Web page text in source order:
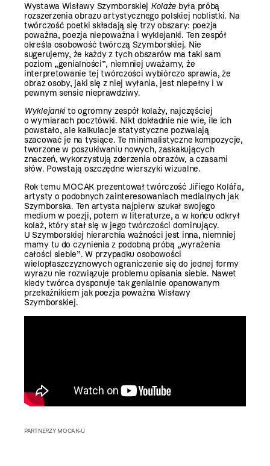
Wystawa Wisławy Szymborskiej Kolaże była próbą
rozszerzenia obrazu artystycznego polskiej noblistki. Na
twórczość poetki składają się trzy obszary: poezja
poważna, poezja niepoważna i wyklejanki. Ten zespół
określa osobowość twórczą Szymborskiej. Nie
sugerujemy, że każdy z tych obszarów ma taki sam
poziom „genialności”, niemniej uważamy, że
interpretowanie tej twórczości wybiórczo sprawia, że
obraz osoby, jaki się z niej wyłania, jest niepełny i w
pewnym sensie nieprawdziwy.
Wyklejankito ogromny zespół kolaży, najczęściej
o wymiarach pocztówki. Nikt dokładnie nie wie, ile ich
powstało, ale kalkulacje statystyczne pozwalają
szacować je na tysiące. Te minimalistyczne kompozycje,
tworzone w poszukiwaniu nowych, zaskakujących
znaczeń, wykorzystują zderzenia obrazów, a czasami
słów. Powstają oszczędne wierszyki wizualne.
Rok temu MOCAK prezentował twórczość Jiříego Kolářa,
artysty o podobnych zainteresowaniach medialnych jak
Szymborska. Ten artysta najpierw szukał swojego
medium w poezji, potem w literaturze, a w końcu odkrył
kolaż, który stał się w jego twórczości dominujący.
U Szymborskiej hierarchia ważności jest inna, niemniej
mamy tu do czynienia z podobną próbą „wyrażenia
całości siebie”. W przypadku osobowości
wielopłaszczyznowych ograniczenie się do jednej formy
wyrazu nie rozwiązuje problemu opisania siebie. Nawet
kiedy twórca dysponuje tak genialnie opanowanym
przekaźnikiem jak poezja poważna Wisławy
Szymborskiej.
PARTNERZY MOCAK-U